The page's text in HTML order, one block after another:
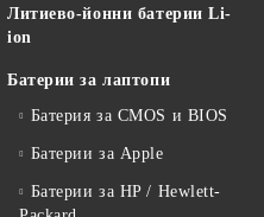
Литиево-йонни батерии Li-
ion
Батерии за лаптопи
Батерия за CMOS и BIOS
Батерии за Apple
Батерии за HP / Hewlett-